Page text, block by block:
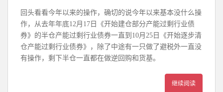
回头看看今年以来的操作，确切的说今年以来基本没什么操
作，从去年年底12月17日《开始建仓部分产能过剩行业债
券》的半仓产能过剩行业债券一直到10月25日《开始逐步清
仓产能过剩行业债券》，除了中途有一只做了避税外一直没
有操作，剩下半仓一直都在做逆回购和货基。
继续阅读